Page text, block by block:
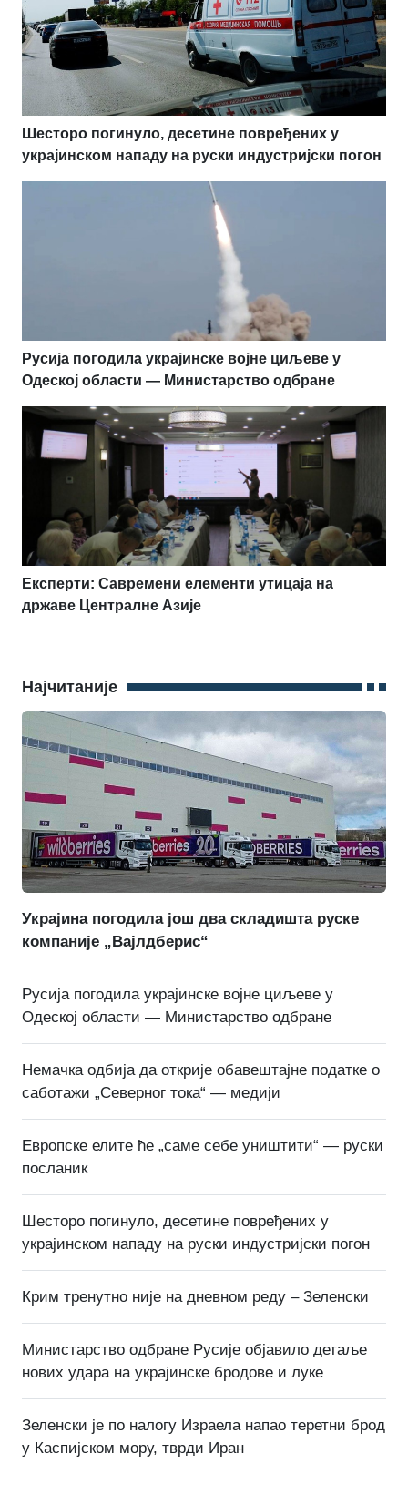
Шесторо погинуло, десетине повређених у
украјинском нападу на руски индустријски погон
Русија погодила украјинске војне циљеве у
Одеској области — Министарство одбране
Експерти: Савремени елементи утицаја на
државе Централне Азије
Најчитаније
Украјина погодила још два складишта руске
компаније „Вајлдберис“
Русија погодила украјинске војне циљеве у
Одеској области — Министарство одбране
Немачка одбија да открије обавештајне податке о
саботажи „Северног тока“ — медији
Европске елите ће „саме себе уништити“ — руски
посланик
Шесторо погинуло, десетине повређених у
украјинском нападу на руски индустријски погон
Крим тренутно није на дневном реду – Зеленски
Министарство одбране Русије објавило детаље
нових удара на украјинске бродове и луке
Зеленски је по налогу Израела напао теретни брод
у Каспијском мору, тврди Иран